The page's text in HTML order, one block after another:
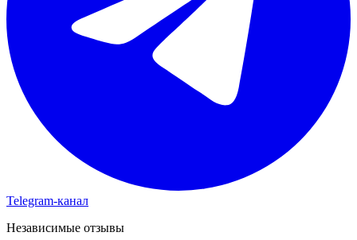
Telegram-канал
Независимые отзывы